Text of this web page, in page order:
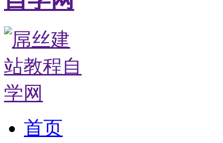
首页